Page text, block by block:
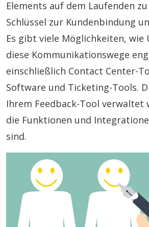
Elements auf dem Laufenden
Schlüssel zur Kundenbindung
Es gibt viele Möglichkeiten, wie
diese Kommunikationswege
einschließlich Contact Center-
Software und Ticketing-Tools.
Ihrem Feedback-Tool verwaltet
die Funktionen und
sind.